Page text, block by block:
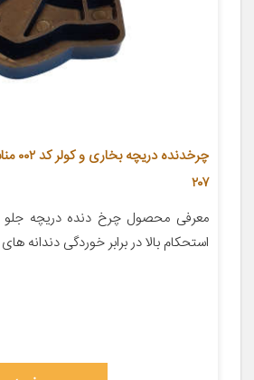
۲۰۷
استحکام بالا در برابر خوردگی دندانه‏